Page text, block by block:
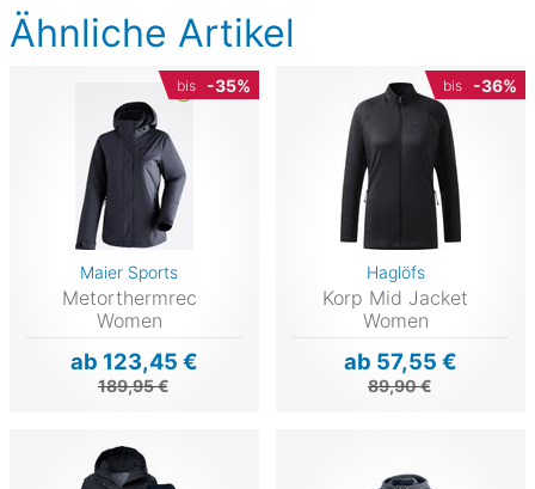
Ähnliche Artikel
bis -35%
Maier Sports
Metorthermrec
Women
ab 123,45 €
189,95 €
bis -36%
Haglöfs
Korp Mid Jacket
Women
ab 57,55 €
89,90 €